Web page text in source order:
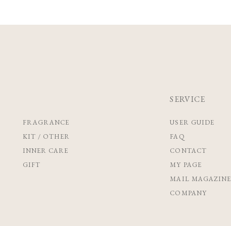
FRAGRANCE
KIT / OTHER
INNER CARE
GIFT
SERVICE
USER GUIDE
FAQ
CONTACT
MY PAGE
MAIL MAGAZINE
COMPANY